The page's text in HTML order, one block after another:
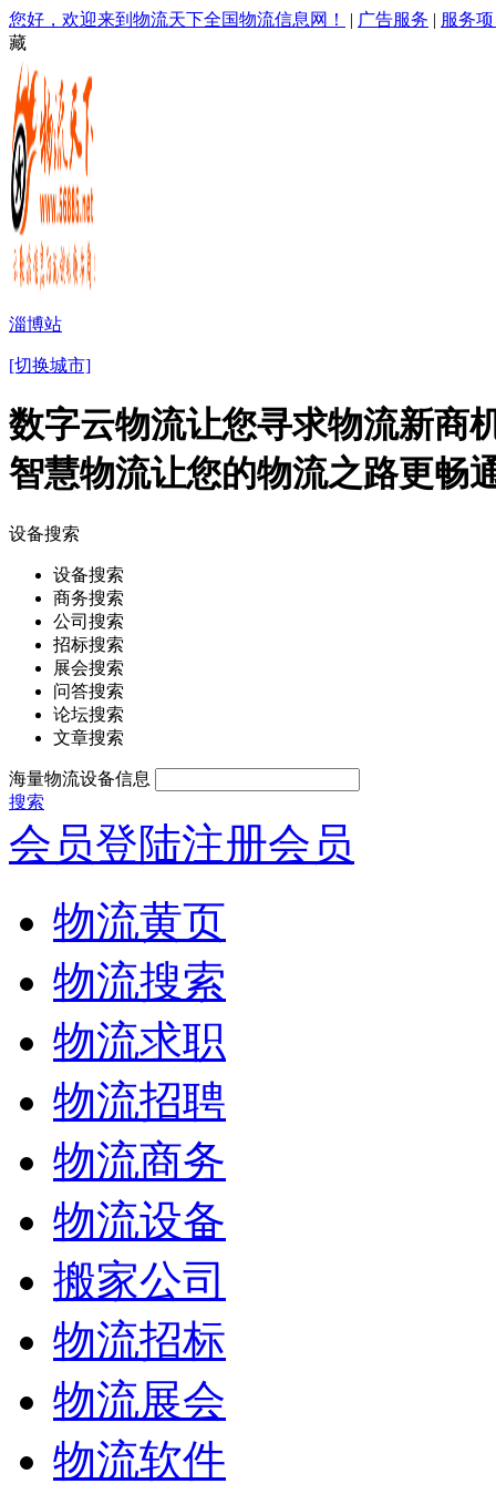
您好，欢迎来到物流天下全国物流信息网！ | 广告服务 | 服务
藏
淄博站
[切换城市]
数字云物流让您寻求物流新商
智慧物流让您的物流之路更畅
设备搜索
设备搜索
商务搜索
公司搜索
招标搜索
展会搜索
问答搜索
论坛搜索
文章搜索
海量物流设备信息
搜索
会员登陆注册会员
物流黄页
物流搜索
物流求职
物流招聘
物流商务
物流设备
搬家公司
物流招标
物流展会
物流软件